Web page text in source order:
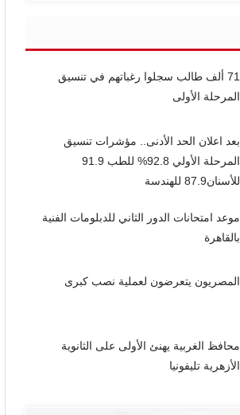
71 ألف طالب سجلوا رغباتهم في تنسيق
المرحلة الأولى
بعد اعلان الحد الأدنى.. مؤشرات تنسيق
المرحلة الأولي 92.8% للطب 91.9
للأسنان87.9 للهندسة
موعد امتحانات الدور الثاني للدبلومات الفنية
بالقاهرة
المصريون يتعرضون لعملية نصب كبرى
محافظ الغربية يهنئ الأولى على الثانوية
الأزهرية تليفونيا